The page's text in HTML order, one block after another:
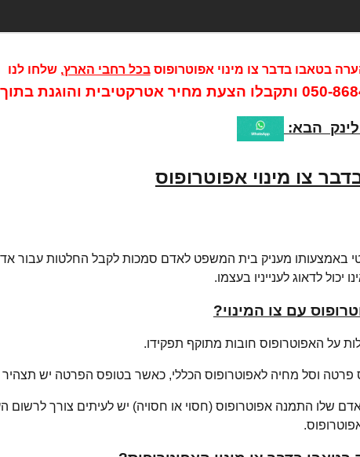
בטאבו בדבר צו מינוי אפוטרופוסבכל רחבי הארץ, שלחו לנו
050- ותקבלו הצעת מחיר אטרקטיבית והוגנת
הבא:
צו מינוי אפוטרופוס
באמצעותו מעניק בית המשפט לאדם סמכות לקבל החלטות עבור
לדאוג לענייניו בעצמו.
עם צו המינוי?
על האפוטרופוס חובות מתוקף תפקידו.
וסל מחיה לאפוטרופוס הכללי, כאשר בטופס הפרטה יש תצהיר
שלו התמנה אפוטרופוס (חסוי או חסויה) יש לעיתים צורך לרשום